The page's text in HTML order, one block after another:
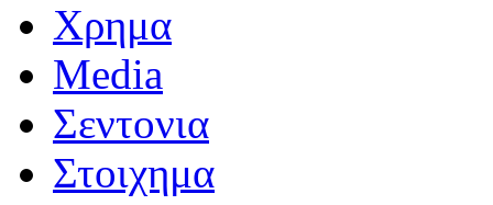
Χρημα
Media
Σεντονια
Στοιχημα